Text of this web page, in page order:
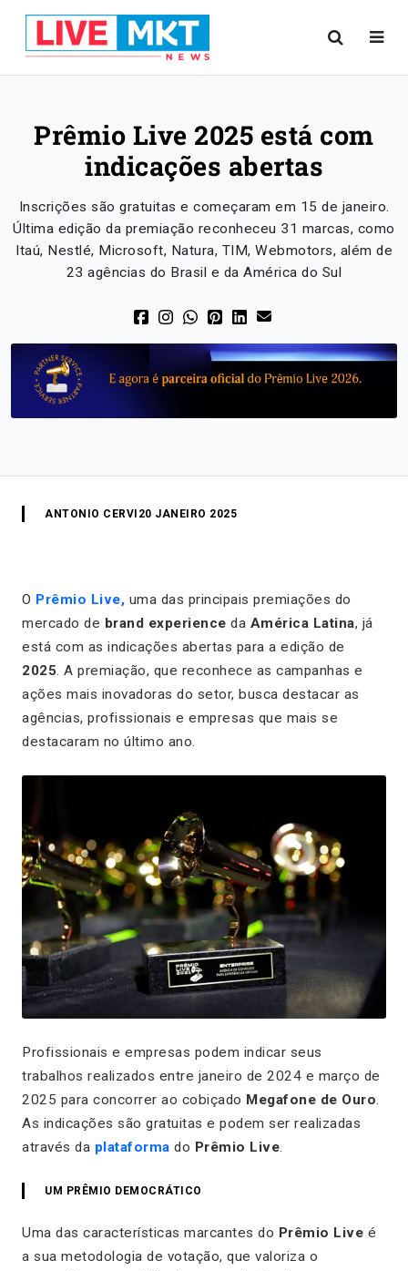
Prêmio Live 2025 está com
indicações abertas
Inscrições são gratuitas e começaram em 15 de janeiro.
Última edição da premiação reconheceu 31 marcas, como
Itaú, Nestlé, Microsoft, Natura, TIM, Webmotors, além de
23 agências do Brasil e da América do Sul
ANTONIO CERVI 20 JANEIRO 2025
O Prêmio Live, uma das principais premiações do
mercado de brand experience da América Latina, já
está com as indicações abertas para a edição de
2025. A premiação, que reconhece as campanhas e
ações mais inovadoras do setor, busca destacar as
agências, profissionais e empresas que mais se
destacaram no último ano.
Profissionais e empresas podem indicar seus
trabalhos realizados entre janeiro de 2024 e março de
2025 para concorrer ao cobiçado Megafone de Ouro.
As indicações são gratuitas e podem ser realizadas
através da plataforma do Prêmio Live.
UM PRÊMIO DEMOCRÁTICO
Uma das características marcantes do Prêmio Live é
a sua metodologia de votação, que valoriza o